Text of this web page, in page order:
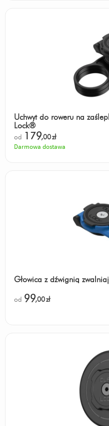
Uchwyt do roweru na
Lock®
od 179,00zł
Darmowa dostawa
Głowica z dźwignią
od 99,00zł